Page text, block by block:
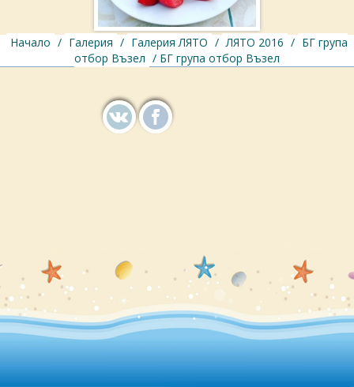
Начало / Галерия / Галерия ЛЯТО / ЛЯТО 2016 / БГ група
отбор Възел / БГ група отбор Възел